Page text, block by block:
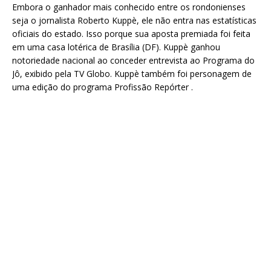
Embora o ganhador mais conhecido entre os rondonienses
seja o jornalista Roberto Kuppè, ele não entra nas estatísticas
oficiais do estado. Isso porque sua aposta premiada foi feita
em uma casa lotérica de Brasília (DF). Kuppè ganhou
notoriedade nacional ao conceder entrevista ao Programa do
Jô, exibido pela TV Globo. Kuppè também foi personagem de
uma edição do programa Profissão Repórter .